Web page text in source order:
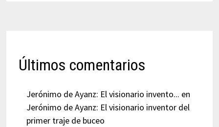
Últimos comentarios
Jerónimo de Ayanz: El visionario invento... en
Jerónimo de Ayanz: El visionario inventor del
primer traje de buceo